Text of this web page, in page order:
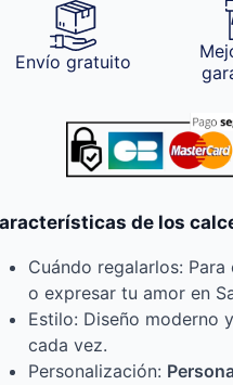
Envío gratuito
de los
Cuándo regalarlos:
o expresar tu amor en
Estilo: Diseño moderno
cada vez.
Personalización: